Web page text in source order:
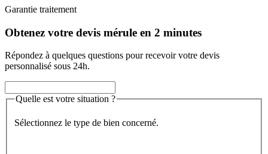
Garantie traitement
Obtenez votre devis mérule en 2 minutes
Répondez à quelques questions pour recevoir votre devis
personnalisé sous 24h.
Quelle est votre situation ?
Sélectionnez le type de bien concerné.